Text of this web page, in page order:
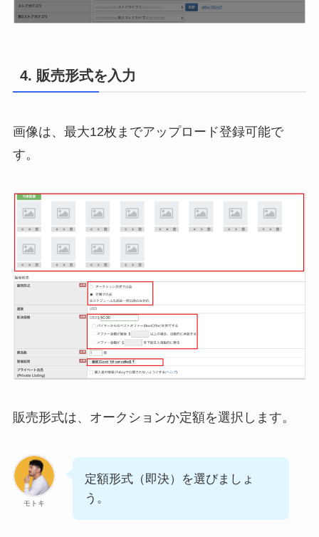
4. 販売形式を入力
画像は、最大12枚までアップロード登録可能で
す。
販売形式は、オークションか定額を選択します。
モトキ
定額形式（即決）を選びましょ
う。